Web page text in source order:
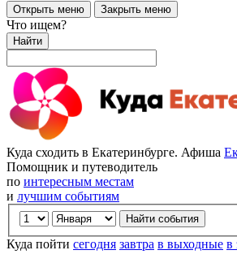
Открыть меню Закрыть меню
Что ищем?
Найти
Куда сходить в Екатеринбурге. Афиша
Помощник и путеводитель
по интересным местам
и лучшим событиям
Куда пойти сегодня завтра в выходные в